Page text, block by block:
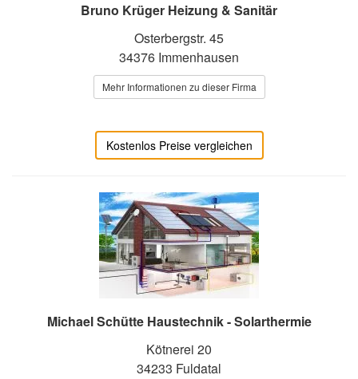
Bruno Krüger Heizung & Sanitär
Osterbergstr. 45
34376 Immenhausen
Mehr Informationen zu dieser Firma
Kostenlos Preise vergleichen
Michael Schütte Haustechnik - Solarthermie
Kötnerei 20
34233 Fuldatal